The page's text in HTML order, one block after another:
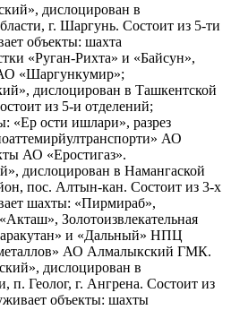
дислоцирован в
г. Шаргунь. Состоит из 5-ти
объекты: шахта
«Руган-Рихта» и «Байсун»,
«Шаргункумир»;
дислоцирован в Ташкентской
из 5-и отделений;
«Ер ости ишлари», разрез
АО
АО «Еростигаз».
дислоцирован в Намангаской
пос. Алтын-кан. Состоит из 3-х
шахты: «Пирмираб»,
Золотоизвлекательная
и «Дальный» НПЦ
АО Алмалыкский ГМК.
дислоцирован в
п. Геолог, г. Ангрена. Состоит из
объекты: шахты